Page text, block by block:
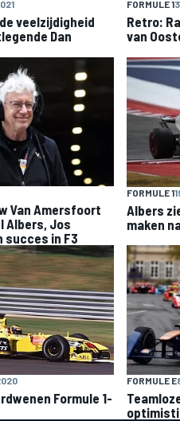
veelzijdigheid
Dan
FORMULE 1
Retro:
van
Van Amersfoort
Albers, Jos
succes in F3
FORMULE 1
Albers
maken
Formule 1-
FORMULE E